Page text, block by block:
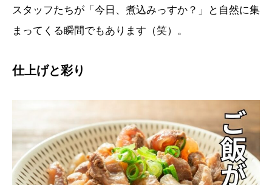
スタッフたちが「今日、煮込みっすか？」と自然に集
まってくる瞬間でもあります（笑）。
仕上げと彩り